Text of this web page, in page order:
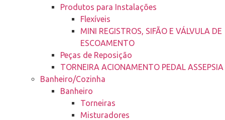
Produtos para Instalações
Flexíveis
MINI REGISTROS, SIFÃO E VÁLVULA DE
ESCOAMENTO
Peças de Reposição
TORNEIRA ACIONAMENTO PEDAL ASSEPSIA
Banheiro/Cozinha
Banheiro
Torneiras
Misturadores